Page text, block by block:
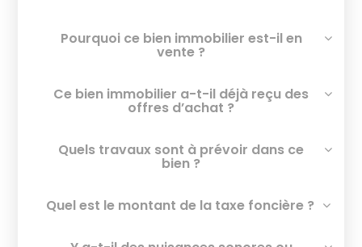
Pourquoi ce bien immobilier est-il en
vente ?
Ce bien immobilier a-t-il déjà reçu des
offres d’achat ?
Quels travaux sont à prévoir dans ce
bien ?
Quel est le montant de la taxe foncière ?